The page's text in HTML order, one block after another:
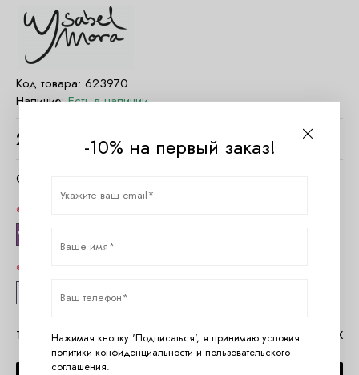
Код товара: 623970
Наличие:Есть в наличии
2230
Очистить параметры
Черный + св. Серый
L
Таблица размеров Ysabel Mora Помощь в MAX
-10% на первый заказ!
Нажимая кнопку 'Подписаться', я принимаю условия
политики конфиденциальности и пользовательского
соглашения.